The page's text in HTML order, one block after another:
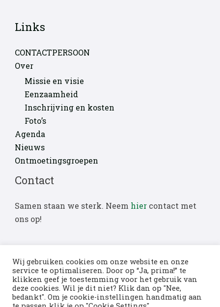
Links
CONTACTPERSOON
Over
Missie en visie
Eenzaamheid
Inschrijving en kosten
Foto’s
Agenda
Nieuws
Ontmoetingsgroepen
Contact
Samen staan we sterk. Neem hier contact met
ons op!
Copyright © 2026 Stichting Alleen Op Deze
Aarde
Wij gebruiken cookies om onze website en onze
service te optimaliseren. Door op “Ja, prima!” te
klikken geef je toestemming voor het gebruik van
deze cookies. Wil je dit niet? Klik dan op "Nee,
bedankt". Om je cookie-instellingen handmatig aan